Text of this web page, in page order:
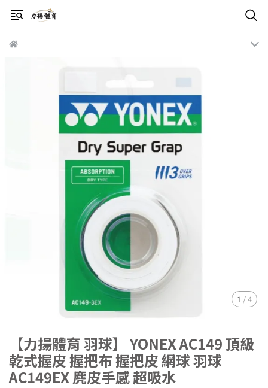
1 /4
【力揚體育 羽球】 YONEX AC149 頂級
乾式握皮 握把布 握把皮 網球 羽球
AC149EX 麂皮手感 超吸水